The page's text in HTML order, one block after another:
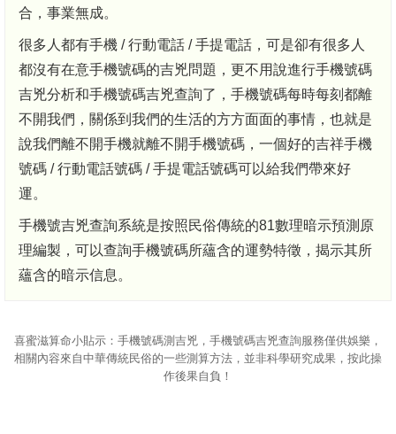
合，事業無成。
很多人都有手機 / 行動電話 / 手提電話，可是卻有很多人
都沒有在意手機號碼的吉兇問題，更不用說進行手機號碼
吉兇分析和手機號碼吉兇查詢了，手機號碼每時每刻都離
不開我們，關係到我們的生活的方方面面的事情，也就是
說我們離不開手機就離不開手機號碼，一個好的吉祥手機
號碼 / 行動電話號碼 / 手提電話號碼可以給我們帶來好
運。
手機號吉兇查詢系統是按照民俗傳統的81數理暗示預測原
理編製，可以查詢手機號碼所蘊含的運勢特徵，揭示其所
蘊含的暗示信息。
喜蜜滋算命小貼示：手機號碼測吉兇，手機號碼吉兇查詢服務僅供娛樂，
相關內容來自中華傳統民俗的一些測算方法，並非科學研究成果，按此操
作後果自負！